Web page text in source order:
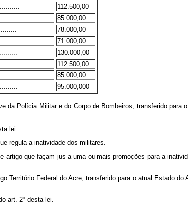
112.500,00
85.000,00
78.000,00
71.000,00
130.000,00
112.500,00
85.000,00
95.000,000
Polícia Militar e do Corpo de Bombeiros, transferido para
lei.
regula a inatividade dos militares.
que façam jus a uma ou mais promoções para a
Território Federal do Acre, transferido para o atual Estado do
art. 2º desta lei.